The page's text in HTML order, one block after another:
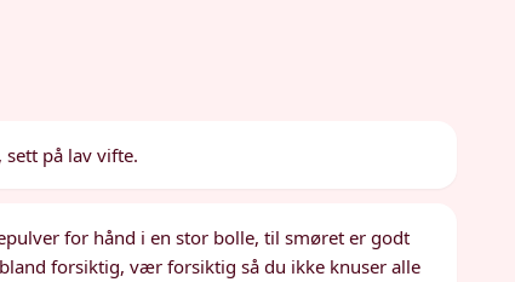
på lav vifte.
for hånd i en stor bolle, til smøret er godt
forsiktig, vær forsiktig så du ikke knuser alle